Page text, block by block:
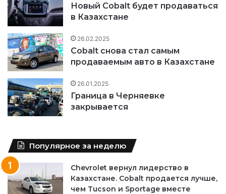
Новый Cobalt будет продаваться
в Казахстане
26.02.2025
Cobalt снова стал самым
продаваемым авто в Казахстане
26.01.2025
Граница в Черняевке
закрывается
Популярное за неделю
Chevrolet вернул лидерство в
Казахстане. Cobalt продается лучше,
чем Tucson и Sportage вместе